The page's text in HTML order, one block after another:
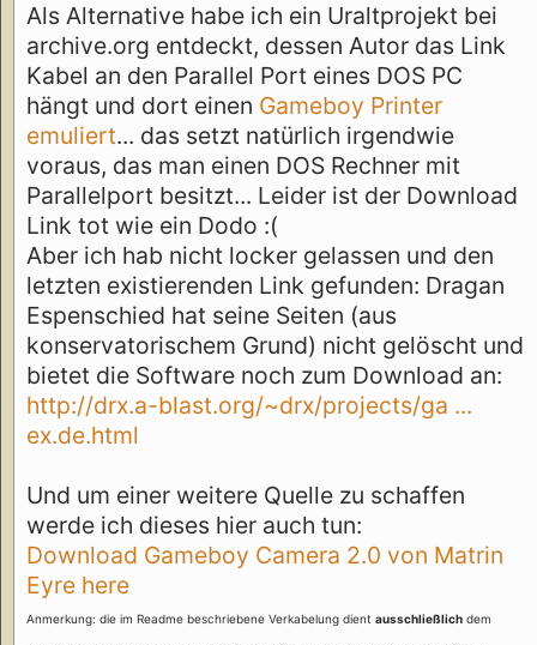
Als Alternative habe ich ein Uraltprojekt bei
archive.org entdeckt, dessen Autor das Link
Kabel an den Parallel Port eines DOS PC
hängt und dort einen Gameboy Printer
emuliert... das setzt natürlich irgendwie
voraus, das man einen DOS Rechner mit
Parallelport besitzt... Leider ist der Download
Link tot wie ein Dodo :(
Aber ich hab nicht locker gelassen und den
letzten existierenden Link gefunden: Dragan
Espenschied hat seine Seiten (aus
konservatorischem Grund) nicht gelöscht und
bietet die Software noch zum Download an:
http://drx.a-blast.org/~drx/projects/ga ...
ex.de.html
Und um einer weitere Quelle zu schaffen
werde ich dieses hier auch tun:
Download Gameboy Camera 2.0 von Matrin
Eyre here
Anmerkung: die im Readme beschriebene Verkabelung dient ausschließlich dem